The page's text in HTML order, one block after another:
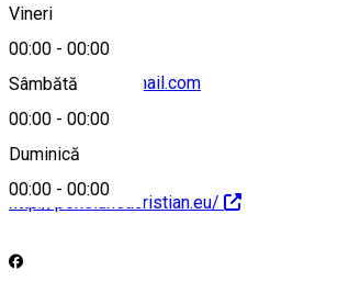
Vineri
00:00 - 00:00
Sâmbătă
00:00 - 00:00
Duminică
00:00 - 00:00
marian.nicola@gmail.com
http://pensiuneacristian.eu/